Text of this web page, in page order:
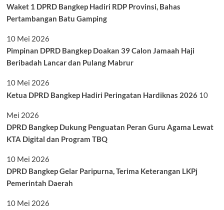
Waket 1 DPRD Bangkep Hadiri RDP Provinsi, Bahas
Pertambangan Batu Gamping
10 Mei 2026
Pimpinan DPRD Bangkep Doakan 39 Calon Jamaah Haji
Beribadah Lancar dan Pulang Mabrur
10 Mei 2026
Ketua DPRD Bangkep Hadiri Peringatan Hardiknas 2026 10
Mei 2026
DPRD Bangkep Dukung Penguatan Peran Guru Agama Lewat
KTA Digital dan Program TBQ
10 Mei 2026
DPRD Bangkep Gelar Paripurna, Terima Keterangan LKPj
Pemerintah Daerah
10 Mei 2026